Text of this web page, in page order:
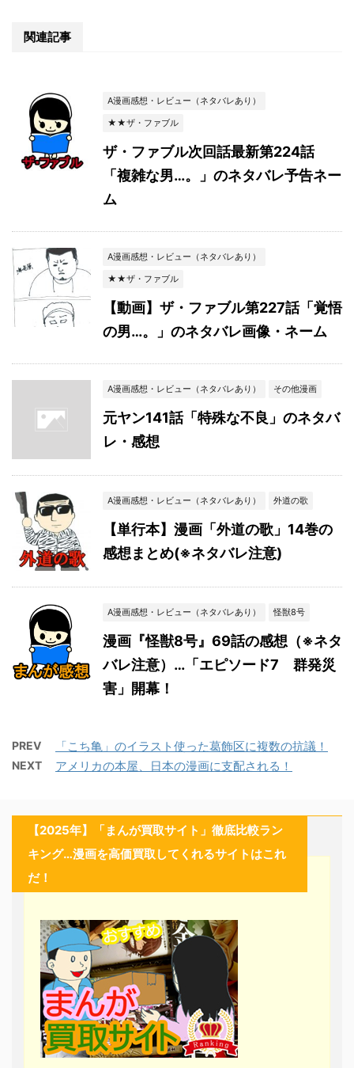
関連記事
A漫画感想・レビュー（ネタバレあり）
★★ザ・ファブル
ザ・ファブル次回話最新第224話
「複雑な男…。」のネタバレ予告ネー
ム
A漫画感想・レビュー（ネタバレあり）
★★ザ・ファブル
【動画】ザ・ファブル第227話「覚悟
の男…。」のネタバレ画像・ネーム
A漫画感想・レビュー（ネタバレあり） その他漫画
元ヤン141話「特殊な不良」のネタバ
レ・感想
A漫画感想・レビュー（ネタバレあり） 外道の歌
【単行本】漫画「外道の歌」14巻の
感想まとめ(※ネタバレ注意)
A漫画感想・レビュー（ネタバレあり） 怪獣8号
漫画『怪獣8号』69話の感想（※ネタ
バレ注意）…「エピソード7 群発災
害」開幕！
PREV 「こち亀」のイラスト使った葛飾区に複数の抗議！
NEXT アメリカの本屋、日本の漫画に支配される！
【2025年】「まんが買取サイト」徹底比較ラン
キング…漫画を高価買取してくれるサイトはこれ
だ！